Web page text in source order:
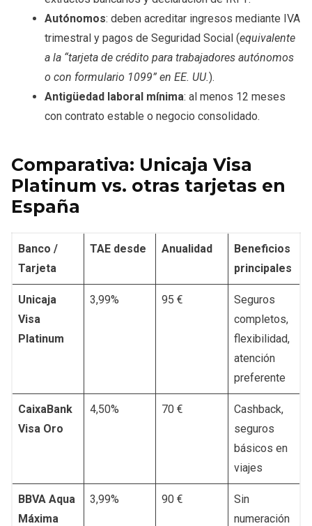
Autónomos: deben acreditar ingresos mediante IVA
trimestral y pagos de Seguridad Social (equivalente
a la “tarjeta de crédito para trabajadores autónomos
o con formulario 1099” en EE. UU.).
Antigüedad laboral mínima: al menos 12 meses
con contrato estable o negocio consolidado.
Comparativa: Unicaja Visa
Platinum vs. otras tarjetas en
España
Banco /
Tarjeta
TAE desde Anualidad
Beneficios
principales
Unicaja
Visa
Platinum
3,99% 95 €
Seguros
completos,
flexibilidad,
atención
preferente
CaixaBank
Visa Oro
4,50% 70 €
Cashback,
seguros
básicos en
viajes
BBVA Aqua
Máxima
3,99% 90 €
Sin
numeración